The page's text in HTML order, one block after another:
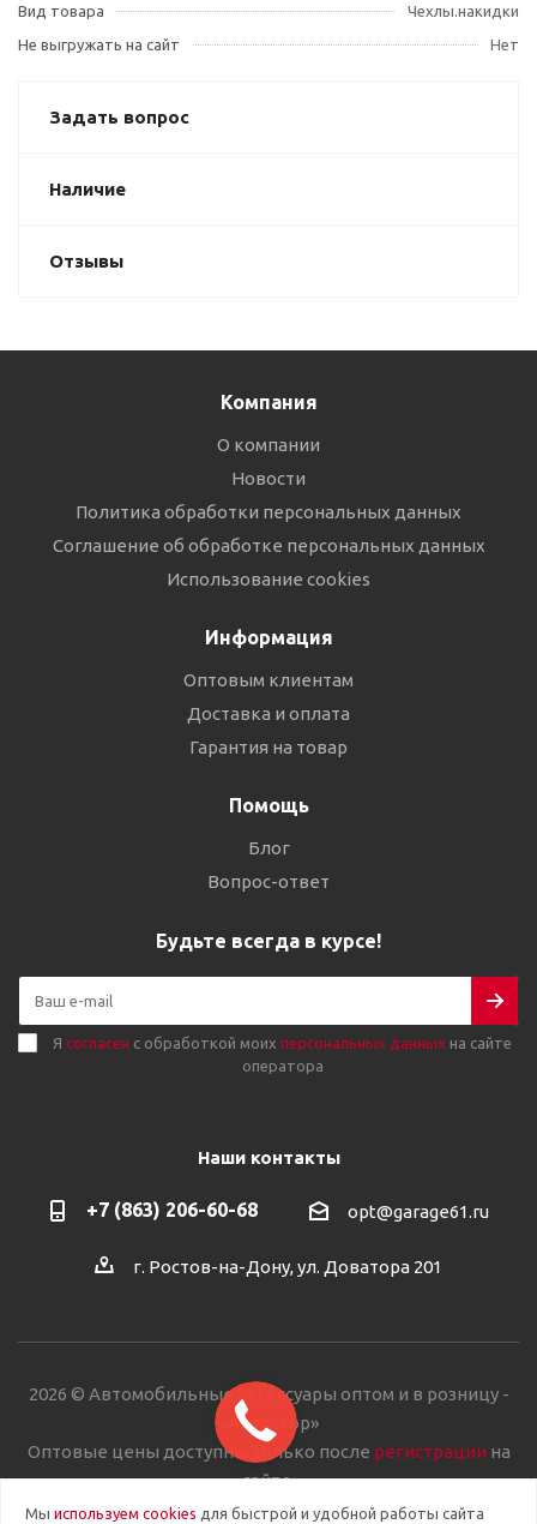
Вид товара
Чехлы.накидки
Не выгружать на сайт
Нет
Задать вопрос
Наличие
Отзывы
Компания
О компании
Новости
Политика обработки персональных данных
Соглашение об обработке персональных данных
Использование cookies
Информация
Оптовым клиентам
Доставка и оплата
Гарантия на товар
Помощь
Блог
Вопрос-ответ
Будьте всегда в курсе!
Я согласен с обработкой моих персональных данных на сайте
оператора
Наши контакты
+7 (863) 206-60-68 opt@garage61.ru
г. Ростов-на-Дону, ул. Доватора 201
2026 © Автомобильные аксессуары оптом и в розницу -
«Автостор»
Оптовые цены доступны только после регистрации на
сайте.
Мы используем cookies для быстрой и удобной работы сайта